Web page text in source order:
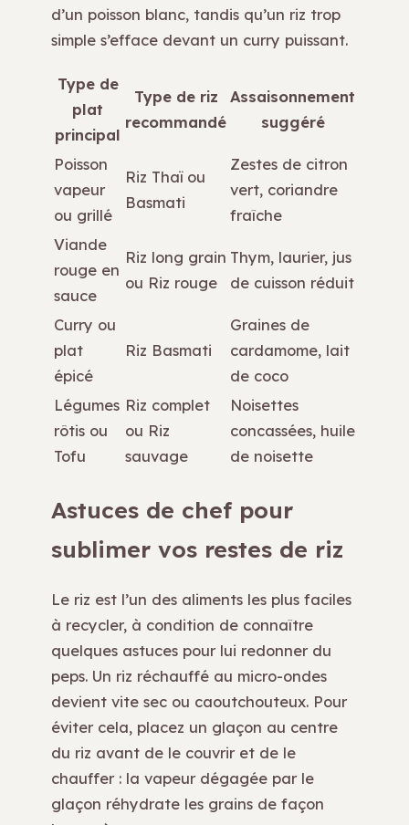
d’un poisson blanc, tandis qu’un riz trop
simple s’efface devant un curry puissant.
Type de
plat
principal
Type de riz
recommandé
Assaisonnement
suggéré
Poisson
vapeur
ou grillé
Riz Thaï ou
Basmati
Zestes de citron
vert, coriandre
fraîche
Viande
rouge en
sauce
Riz long grain
ou Riz rouge
Thym, laurier, jus
de cuisson réduit
Curry ou
plat
épicé
Riz Basmati
Graines de
cardamome, lait
de coco
Légumes
rôtis ou
Tofu
Riz complet
ou Riz
sauvage
Noisettes
concassées, huile
de noisette
Astuces de chef pour
sublimer vos restes de riz
Le riz est l’un des aliments les plus faciles
à recycler, à condition de connaître
quelques astuces pour lui redonner du
peps. Un riz réchauffé au micro-ondes
devient vite sec ou caoutchouteux. Pour
éviter cela, placez un glaçon au centre
du riz avant de le couvrir et de le
chauffer : la vapeur dégagée par le
glaçon réhydrate les grains de façon